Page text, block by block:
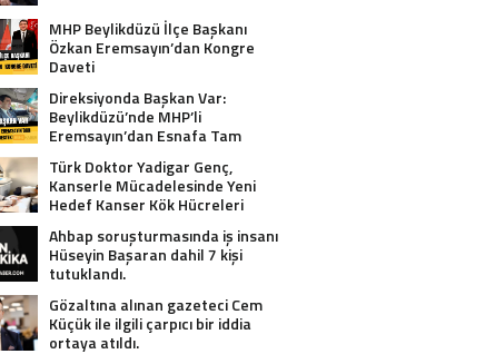
MHP Beylikdüzü İlçe Başkanı
Özkan Eremsayın’dan Kongre
Daveti
Direksiyonda Başkan Var:
Beylikdüzü’nde MHP’li
Eremsayın’dan Esnafa Tam
Türk Doktor Yadigar Genç,
Kanserle Mücadelesinde Yeni
Hedef Kanser Kök Hücreleri
Ahbap soruşturmasında iş insanı
Hüseyin Başaran dahil 7 kişi
tutuklandı.
Gözaltına alınan gazeteci Cem
Küçük ile ilgili çarpıcı bir iddia
ortaya atıldı.